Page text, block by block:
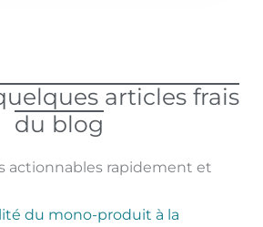
articles frais
du blog
actionnables rapidement et
du mono-produit à la